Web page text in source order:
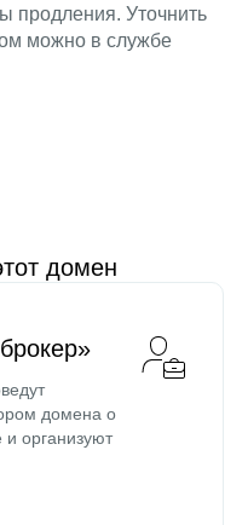
продления. Уточнить
можно в службе
домен
домена о
организуют